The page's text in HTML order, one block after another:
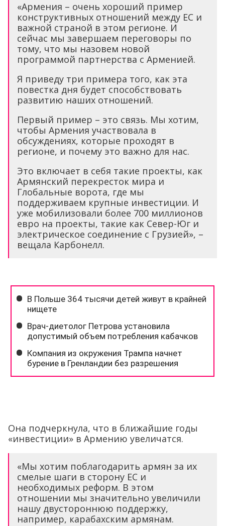
«Армения – очень хороший пример
конструктивных отношений между ЕС и
важной страной в этом регионе. И
сейчас мы завершаем переговоры по
тому, что мы назовем новой
программой партнерства с Арменией.
Я приведу три примера того, как эта
повестка дня будет способствовать
развитию наших отношений.
Первый пример – это связь. Мы хотим,
чтобы Армения участвовала в
обсуждениях, которые проходят в
регионе, и почему это важно для нас.
Это включает в себя такие проекты, как
Армянский перекресток мира и
Глобальные ворота, где мы
поддерживаем крупные инвестиции. И
уже мобилизовали более 700 миллионов
евро на проекты, такие как Север-Юг и
электрическое соединение с Грузией», –
вещала Карбонелл.
Она подчеркнула, что в ближайшие годы
«инвестиции» в Армению увеличатся.
«Мы хотим поблагодарить армян за их
смелые шаги в сторону ЕС и
необходимых реформ. В этом
отношении мы значительно увеличили
нашу двустороннюю поддержку,
например, карабахским армянам.